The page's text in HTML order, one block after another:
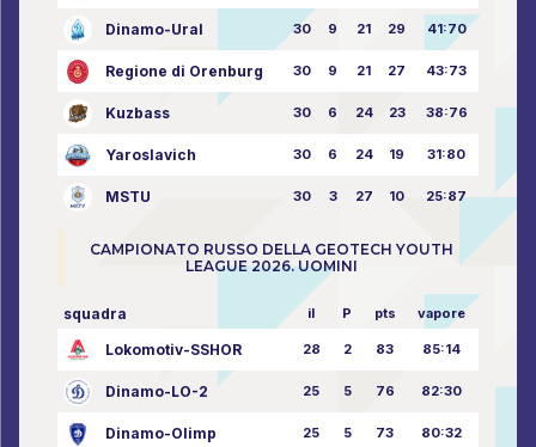
Dinamo-Ural 30 9 21 29 41:70
Regione di Orenburg 30 9 21 27 43:73
Kuzbass 30 6 24 23 38:76
Yaroslavich 30 6 24 19 31:80
MSTU 30 3 27 10 25:87
CAMPIONATO RUSSO DELLA GEOTECH YOUTH
LEAGUE 2026. UOMINI
squadra il P pts vapore
Lokomotiv-SSHOR 28 2 83 85:14
Dinamo-LO-2 25 5 76 82:30
Dinamo-Olimp 25 5 73 80:32